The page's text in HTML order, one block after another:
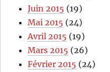
Juin 2015 (19)
Mai 2015 (24)
Avril 2015 (19)
Mars 2015 (26)
Février 2015 (24)